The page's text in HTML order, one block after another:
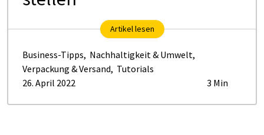
Artikel lesen
Business-Tipps, Nachhaltigkeit & Umwelt,
Verpackung & Versand, Tutorials
26. April 2022
3 Min